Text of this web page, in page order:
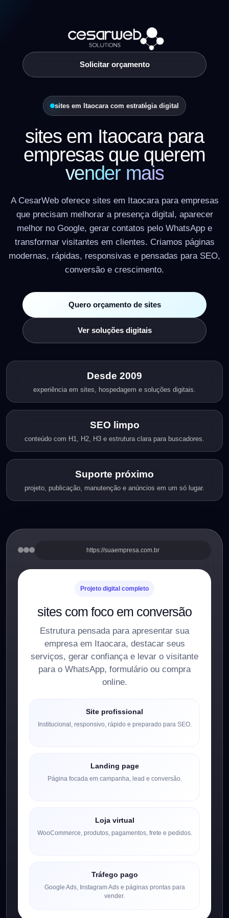
Solicitar orçamento
sites em Itaocara com estratégia digital
sites em Itaocara para
empresas que querem
vender mais
A CesarWeb oferece sites em Itaocara para empresas
que precisam melhorar a presença digital, aparecer
melhor no Google, gerar contatos pelo WhatsApp e
transformar visitantes em clientes. Criamos páginas
modernas, rápidas, responsivas e pensadas para SEO,
conversão e crescimento.
Quero orçamento de sites
Ver soluções digitais
Desde 2009
experiência em sites, hospedagem e soluções digitais.
SEO limpo
conteúdo com H1, H2, H3 e estrutura clara para buscadores.
Suporte próximo
projeto, publicação, manutenção e anúncios em um só lugar.
https://suaempresa.com.br
Projeto digital completo
sites com foco em conversão
Estrutura pensada para apresentar sua
empresa em Itaocara, destacar seus
serviços, gerar confiança e levar o visitante
para o WhatsApp, formulário ou compra
online.
Site profissional
Institucional, responsivo, rápido e preparado para SEO.
Landing page
Página focada em campanha, lead e conversão.
Loja virtual
WooCommerce, produtos, pagamentos, frete e pedidos.
Tráfego pago
Google Ads, Instagram Ads e páginas prontas para
vender.